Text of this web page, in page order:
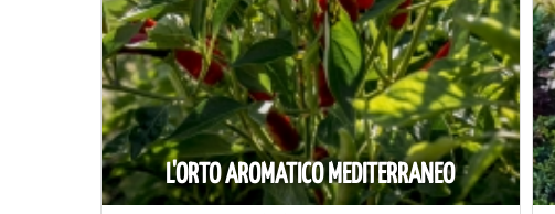
L'ORTO AROMATICO MEDITERRANEO